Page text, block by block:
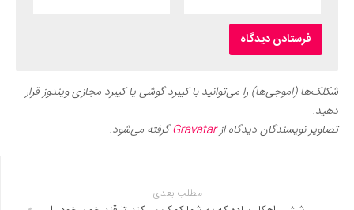
شکلک‌ها (اموجی‌ها) را می‌توانید با کیبرد گوشی یا کیبرد مجازی ویندوز قرار
دهید.
تصاویر نویسندگان دیدگاه ازGravatarگرفته می‌شود.
مطلب بعدی